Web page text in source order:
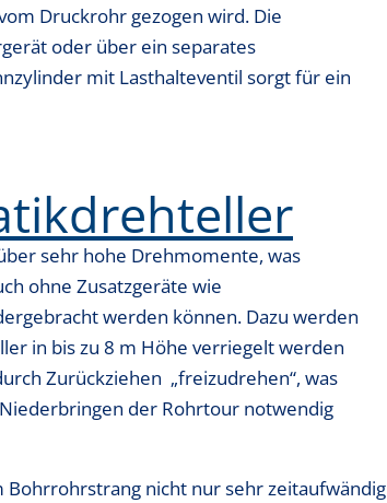
Druckrohr gezogen wird. Die
oder über ein separates
mit Lasthalteventil sorgt für ein
sehr hohe Drehmomente, was
ohne Zusatzgeräte wie
werden können. Dazu werden
in bis zu 8 m Höhe verriegelt werden
Zurückziehen „freizudrehen“, was
der Rohrtour notwendig
Bohrrohrstrang nicht nur sehr zeitaufwändig